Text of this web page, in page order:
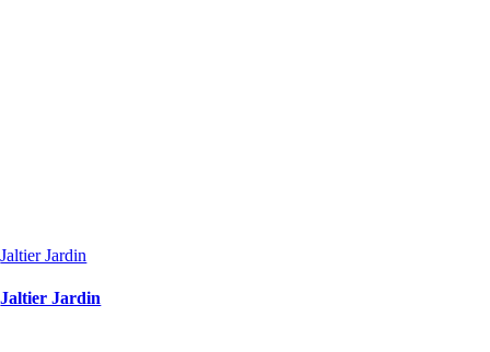
Jaltier Jardin
Jaltier Jardin